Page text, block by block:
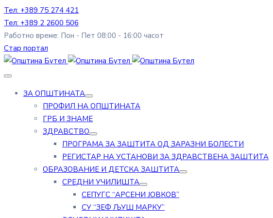
Тел: +389 75 274 421
Тел: +389 2 2600 506
Работно време: Пон - Пет 08:00 - 16:00 часот
Стар портал
ЗА ОПШТИНАТА
ПРОФИЛ НА ОПШТИНАТА
ГРБ И ЗНАМЕ
ЗДРАВСТВО
ПРОГРАМА ЗА ЗАШТИТА ОД ЗАРАЗНИ БОЛЕСТИ
РЕГИСТАР НА УСТАНОВИ ЗА ЗДРАВСТВЕНА ЗАШТИТА
ОБРАЗОВАНИЕ И ДЕТСКА ЗАШТИТА
СРЕДНИ УЧИЛИШТА
СЕПУГС “АРСЕНИ ЈОВКОВ”
СУ “ЗЕФ ЉУШ МАРКУ”